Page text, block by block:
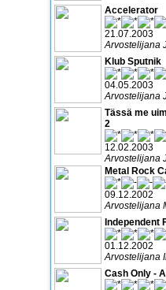
Accelerator
21.07.2003
Arvostelijana
Klub Sputnik
04.05.2003
Arvostelijana
Tässä me
2
12.02.2003
Arvostelijana
Metal Rock
09.12.2002
Arvostelijana
Independent
01.12.2002
Arvostelijana
Cash Only -